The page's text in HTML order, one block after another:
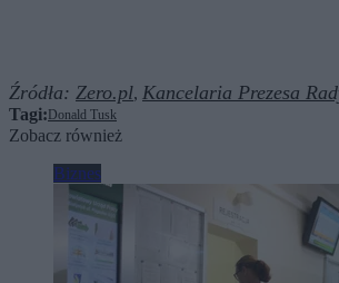
Źródła: Zero.pl, Kancelaria Prezesa
Tagi: Donald Tusk
Zobacz również
Biznes